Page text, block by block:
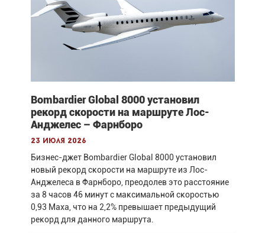
Bombardier Global 8000 установил
рекорд скорости на маршруте Лос-
Анджелес – Фарнборо
23 июля 2026
Бизнес-джет Bombardier Global 8000 установил
новый рекорд скорости на маршруте из Лос-
Анджелеса в Фарнборо, преодолев это расстояние
за 8 часов 46 минут с максимальной скоростью
0,93 Маха, что на 2,2% превышает предыдущий
рекорд для данного маршрута.